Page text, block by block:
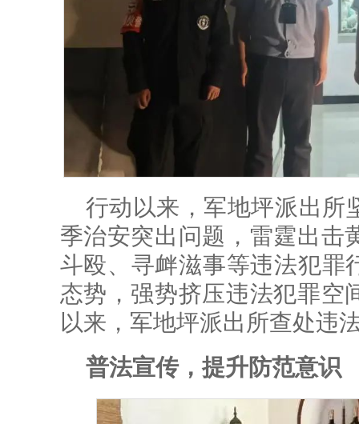
行动以来，军地坪派出所
季治安突出问题，雷霆出击
斗殴、寻衅滋事等违法犯罪
态势，强势挤压违法犯罪空
以来，军地坪派出所查处违
普法宣传，提升防范意识